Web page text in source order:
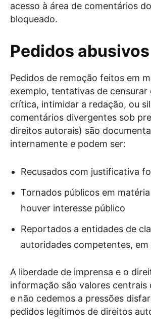
acesso à área de comentários
bloqueado.
Pedidos abusivos
Pedidos de remoção feitos em
exemplo, tentativas de censurar
crítica, intimidar a redação, ou
comentários divergentes sob
direitos autorais) são
internamente e podem ser:
Recusados com justificativa
Tornados públicos em
houver interesse público
Reportados a entidades de
autoridades competentes, em
A liberdade de imprensa e o
informação são valores centrais
e não cedemos a pressões
pedidos legítimos de direitos